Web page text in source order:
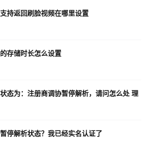
持返回刷脸视频在哪里设置
存储时长怎么设置
态为：注册商调协暂停解析，请问怎么处 理
停解析状态？我已经实名认证了